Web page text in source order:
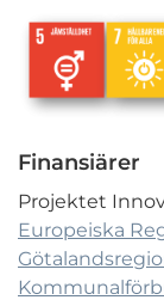
Finansiärer
Projektet
Europeiska